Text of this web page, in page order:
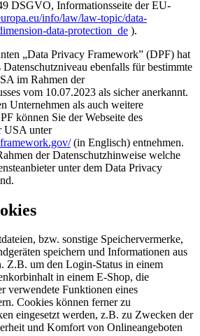
DSGVO, Informationsseite der EU-
info/law/law-topic/data-
data-protection_de ).
„Data Privacy Framework” (DPF) hat
ebenfalls für bestimmte
im Rahmen der
vom 10.07.2023 als sicher anerkannt.
Unternehmen als auch weitere
können Sie der Webseite des
USA unter
(in Englisch) entnehmen.
der Datenschutzhinweise welche
unter dem Data Privacy
bzw. sonstige Speichervermerke,
speichern und Informationen aus
Z.B. um den Login-Status in einem
in einem E-Shop, die
verwendete Funktionen eines
Cookies können ferner zu
eingesetzt werden, z.B. zu Zwecken der
und Komfort von Onlineangeboten